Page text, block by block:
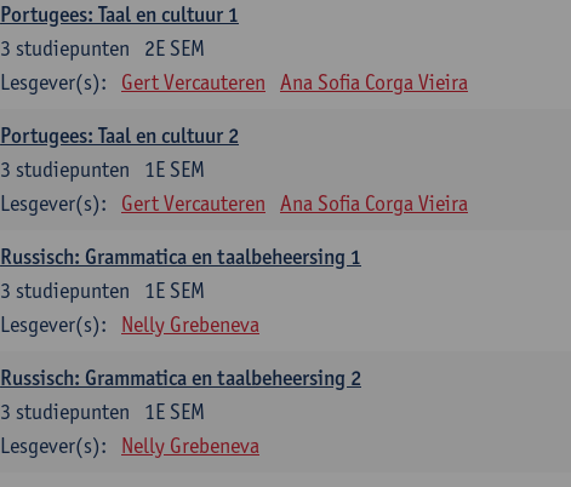
Portugees: Taal en cultuur 1
2E SEM
3 studiepunten
Lesgever(s):
Gert Vercauteren Ana Sofia Corga Vieira
Portugees: Taal en cultuur 2
1E SEM
3 studiepunten
Lesgever(s):
Gert Vercauteren Ana Sofia Corga Vieira
Russisch: Grammatica en taalbeheersing 1
1E SEM
3 studiepunten
Lesgever(s):
Nelly Grebeneva
Russisch: Grammatica en taalbeheersing 2
1E SEM
3 studiepunten
Lesgever(s):
Nelly Grebeneva